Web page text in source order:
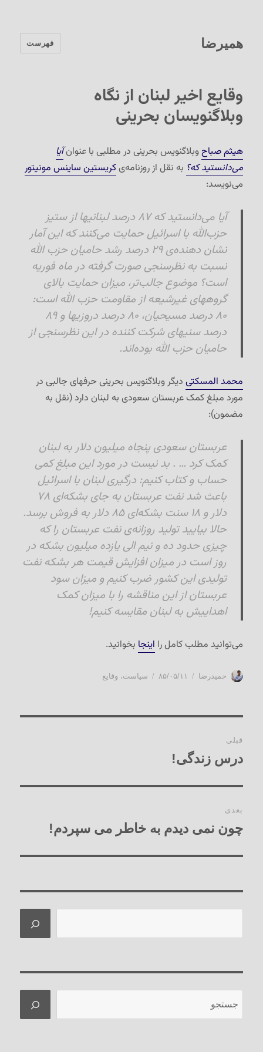
همیرضا فهرست
وقایع اخیر لبنان از نگاه
وبلاگنویسان بحرینی
هیثم صباحوبلاگنویس بحرینی در مطلبی با عنوانآیا
می‌دانستید که؟ به نقل از روزنامه‌یکریستین ساینس مونیتور
می‌نویسد:
آیا می‌دانستید که ۸۷ درصد لبنانیها از ستیز
حزب‌الله با اسرائیل حمایت می‌کنند که این آمار
نشان دهنده‌ی ۲۹ درصد رشد حامیان حزب الله
نسبت به نظرسنجی صورت گرفته در ماه فوریه
است؟ موضوع جالب‌تر، میزان حمایت بالای
گروههای غیرشیعه از مقاومت حزب الله است:
۸۰ درصد مسیحیان، ۸۰ درصد دروزیها و ۸۹
درصد سنیهای شرکت کننده در این نظرسنجی از
حامیان حزب الله بوده‌اند.
محمد المسکتی دیگر وبلاگنویس بحرینی حرفهای جالبی در
مورد مبلغ کمک عربستان سعودی به لبنان دارد (نقل به
مضمون):
عربستان سعودی پنجاه میلیون دلار به لبنان
کمک کرد … . بد نیست در مورد این مبلغ کمی
حساب و کتاب کنیم: درگیری لبنان با اسرائیل
باعث شد نفت عربستان به جای بشکه‌ای ۷۸
دلار و ۱۸ سنت بشکه‌ای ۸۵ دلار به فروش برسد.
حالا بیایید تولید روزانه‌ی نفت عربستان را که
چیزی حدود ده و نیم الی یازده میلیون بشکه در
روز است در میزان افزایش قیمت هر بشکه نفت
تولیدی این کشور ضرب کنیم و میزان سود
عربستان از این مناقشه را با میزان کمک
اهداییش به لبنان مقایسه کنیم!
می‌توانید مطلب کامل را اینجا بخوانید.
نویسنده
حمیدرضا
ارسال
۸۵/۰۵/۱۱ دسته‌ها
سیاست، وقایع
نوشته‌ها
قبلی
نوشته
درس زندگی!
بعدی
نوشته
چون نمی دیدم به خاطر می سپردم!